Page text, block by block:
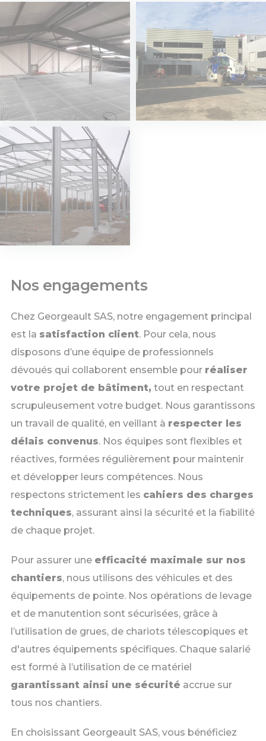
Nos engagements
Chez Georgeault SAS, notre engagement principal
est la satisfaction client. Pour cela, nous
disposons d’une équipe de professionnels
dévoués qui collaborent ensemble pour réaliser
votre projet de bâtiment, tout en respectant
scrupuleusement votre budget. Nous garantissons
un travail de qualité, en veillant à respecter les
délais convenus. Nos équipes sont flexibles et
réactives, formées régulièrement pour maintenir
et développer leurs compétences. Nous
respectons strictement les cahiers des charges
techniques, assurant ainsi la sécurité et la fiabilité
de chaque projet.
Pour assurer une efficacité maximale sur nos
chantiers, nous utilisons des véhicules et des
équipements de pointe. Nos opérations de levage
et de manutention sont sécurisées, grâce à
l’utilisation de grues, de chariots télescopiques et
d'autres équipements spécifiques. Chaque salarié
est formé à l’utilisation de ce matériel
garantissant ainsi une sécurité accrue sur
tous nos chantiers.
En choisissant Georgeault SAS, vous bénéficiez